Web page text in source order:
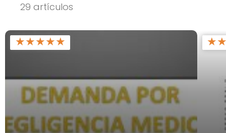
29 artículos
★★★★★ ★